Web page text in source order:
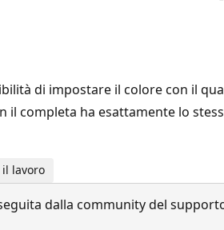
di impostare il colore con il
completa ha esattamente lo
lavoro
dalla community del